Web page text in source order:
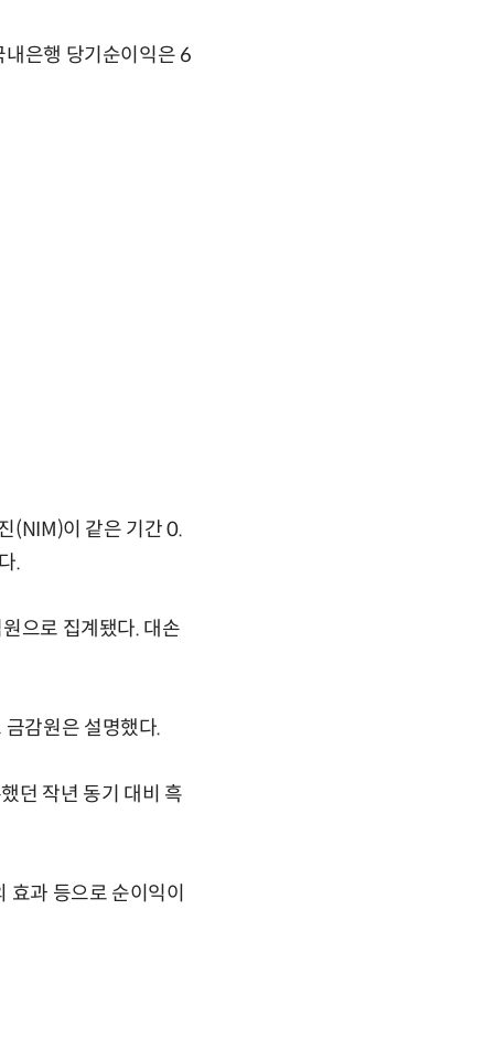
은행 당기순이익은 6
(NIM)이 같은 기간 0.
.
으로 집계됐다. 대손
감원은 설명했다.
던 작년 동기 대비 흑
과 등으로 순이익이